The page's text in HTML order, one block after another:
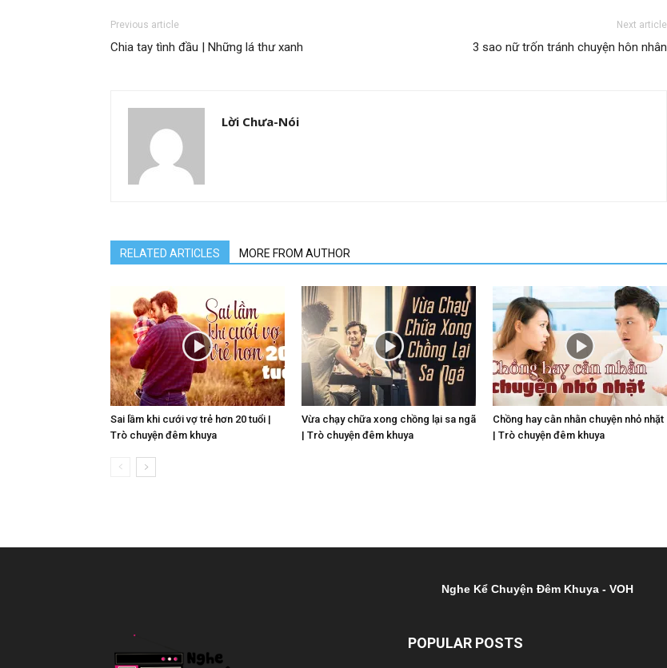
Previous article
Chia tay tình đầu | Những lá thư xanh
Next article
3 sao nữ trốn tránh chuyện hôn nhân
Lời Chưa-Nói
RELATED ARTICLES MORE FROM AUTHOR
Sai lầm khi cưới vợ trẻ hơn 20 tuổi |
Trò chuyện đêm khuya
Vừa chạy chữa xong chồng lại sa ngã
| Trò chuyện đêm khuya
Chồng hay cằn nhằn chuyện nhỏ nhặt
| Trò chuyện đêm khuya
Nghe Kể Chuyện Đêm Khuya - VOH
POPULAR POSTS